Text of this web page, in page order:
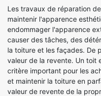
Les travaux de réparation
maintenir l'apparence
endommager l'apparence
causer des tâches, des
la toiture et les façades. De
valeur de la revente. Un toit
critère important pour les
et maintenir la toiture en
valeur de revente de la